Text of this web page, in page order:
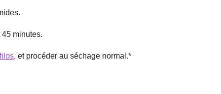
minutes.
, et procéder au séchage normal.*